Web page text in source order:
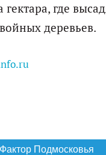
гектара, где
деревьев.
Фактор Подмосковья